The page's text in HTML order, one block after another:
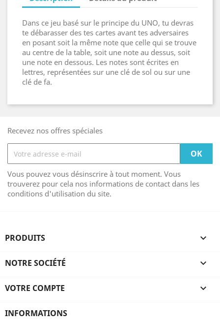
Dans ce jeu basé sur le principe du UNO, tu devras
te débarasser des tes cartes avant tes adversaires
en posant soit la même note que celle qui se trouve
au centre de la table, soit une note au dessus, soit
une note en dessous. Les notes sont écrites en
lettres, représentées sur une clé de sol ou sur une
clé de fa.
Recevez nos offres spéciales
Vous pouvez vous désinscrire à tout moment. Vous
trouverez pour cela nos informations de contact dans les
conditions d'utilisation du site.
PRODUITS 
NOTRE SOCIÉTÉ 
VOTRE COMPTE 
INFORMATIONS